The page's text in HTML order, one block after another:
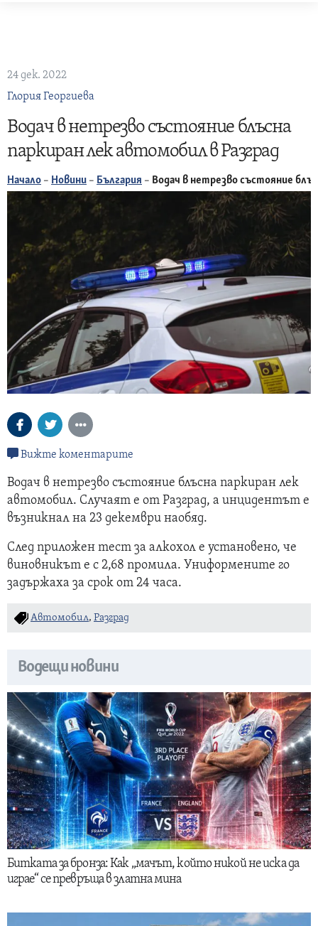
24 дек. 2022
Глория Георгиева
Водач в нетрезво състояние блъсна
паркиран лек автомобил в Разград
Начало – Новини – България – Водач в нетрезво състояние
Вижте коментарите
Водач в нетрезво състояние блъсна паркиран лек
автомобил. Случаят е от Разград, а инцидентът е
възникнал на 23 декември наобяд.
След приложен тест за алкохол е установено, че
виновникът е с 2,68 промила. Униформените го
задържаха за срок от 24 часа.
Автомобил, Разград
Водещи новини
Битката за бронза: Как „мачът, който никой не иска да
играе“ се превръща в златна мина